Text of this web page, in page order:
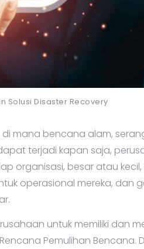
Solusi Disaster Recovery
mana bencana alam,
terjadi kapan saja,
organisasi, besar atau
operasional mereka, dan
untuk memiliki dan
Pemulihan Bencana.